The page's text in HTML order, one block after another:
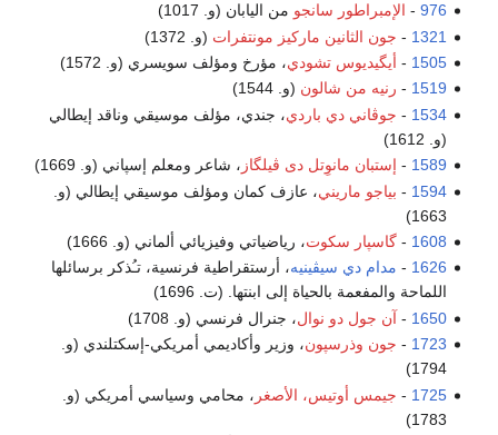
976
- الإمبراطور سانجو من اليابان (و. 1017)
1321
- جون الثانين ماركيز مونتفرات (و. 1372)
1505
- أيگيديوس تشودي، مؤرخ ومؤلف سويسري (و. 1572)
1519
- رنيه من شالون (و. 1544)
1534
- جوڤاني دي باردي، جندي، مؤلف موسيقي وناقد إيطالي
(و. 1612)
1589
- إستبان مانوِتل دى ڤيلگاز ، شاعر ومعلم إسپاني (و. 1669)
1594
- بياجو ماريني، عازف كمان ومؤلف موسيقي إيطالي (و.
1663)
1608
-گاسپار سكوت، رياضياتي وفيزيائي ألماني (و. 1666)
1626
- مدام دي سيڤينيه، أرستقراطية فرنسية، تـُذكر برسائلها
اللماحة والمفعمة بالحياة إلى ابنتها. (ت. 1696)
1650
- آن جول دو نوال، جنرال فرنسي (و. 1708)
1723
- جون وذرسپون، وزير وأكاديمي أمريكي-إسكتلندي (و.
1794)
1725
- جيمس أوتيس، الأصغر ، محامي وسياسي أمريكي (و.
1783)